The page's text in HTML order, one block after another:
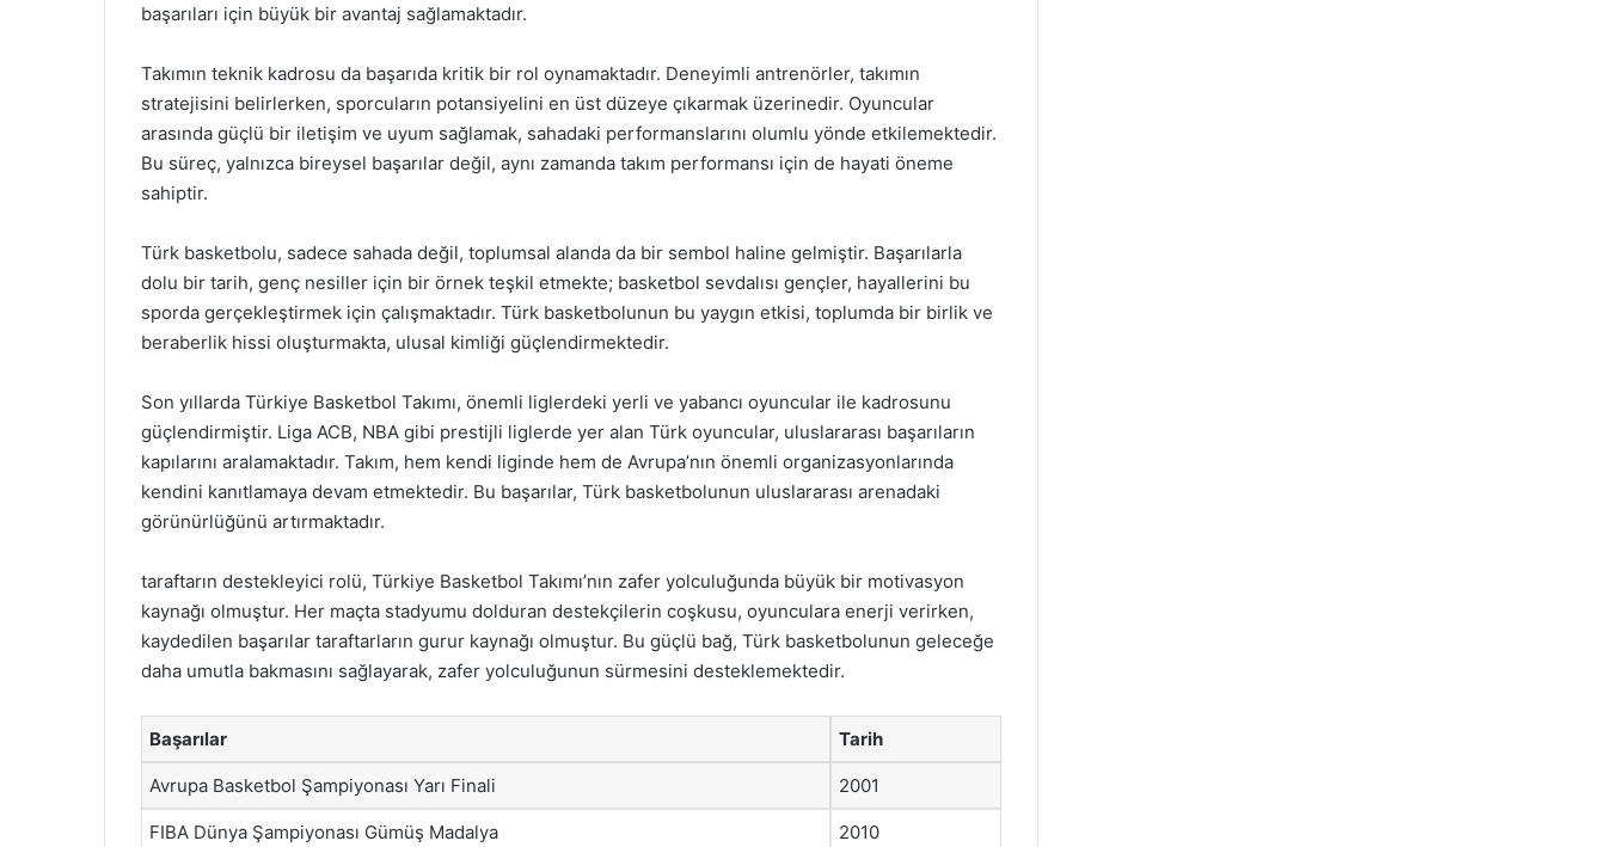
başarıları için büyük bir avantaj sağlamaktadır.
Takımın teknik kadrosu da başarıda kritik bir rol oynamaktadır. Deneyimli antrenörler, takımın
stratejisini belirlerken, sporcuların potansiyelini en üst düzeye çıkarmak üzerinedir. Oyuncular
arasında güçlü bir iletişim ve uyum sağlamak, sahadaki performanslarını olumlu yönde etkilemektedir.
Bu süreç, yalnızca bireysel başarılar değil, aynı zamanda takım performansı için de hayati öneme
sahiptir.
Türk basketbolu, sadece sahada değil, toplumsal alanda da bir sembol haline gelmiştir. Başarılarla
dolu bir tarih, genç nesiller için bir örnek teşkil etmekte; basketbol sevdalısı gençler, hayallerini bu
sporda gerçekleştirmek için çalışmaktadır. Türk basketbolunun bu yaygın etkisi, toplumda bir birlik ve
beraberlik hissi oluşturmakta, ulusal kimliği güçlendirmektedir.
Son yıllarda Türkiye Basketbol Takımı, önemli liglerdeki yerli ve yabancı oyuncular ile kadrosunu
güçlendirmiştir. Liga ACB, NBA gibi prestijli liglerde yer alan Türk oyuncular, uluslararası başarıların
kapılarını aralamaktadır. Takım, hem kendi liginde hem de Avrupa’nın önemli organizasyonlarında
kendini kanıtlamaya devam etmektedir. Bu başarılar, Türk basketbolunun uluslararası arenadaki
görünürlüğünü artırmaktadır.
taraftarın destekleyici rolü, Türkiye Basketbol Takımı’nın zafer yolculuğunda büyük bir motivasyon
kaynağı olmuştur. Her maçta stadyumu dolduran destekçilerin coşkusu, oyunculara enerji verirken,
kaydedilen başarılar taraftarların gurur kaynağı olmuştur. Bu güçlü bağ, Türk basketbolunun geleceğe
daha umutla bakmasını sağlayarak, zafer yolculuğunun sürmesini desteklemektedir.
Başarılar Tarih
Avrupa Basketbol Şampiyonası Yarı Finali 2001
FIBA Dünya Şampiyonası Gümüş Madalya 2010